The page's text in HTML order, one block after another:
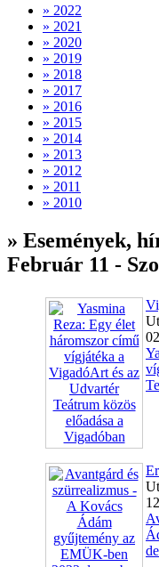
» 2022
» 2021
» 2020
» 2019
» 2018
» 2017
» 2016
» 2015
» 2014
» 2013
» 2012
» 2011
» 2010
» Események,
Február 11 -